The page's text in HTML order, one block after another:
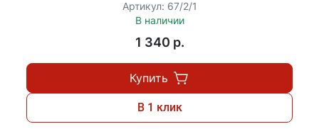
Артикул: 67/2/1
В наличии
1 340 p.
Купить
В 1 клик